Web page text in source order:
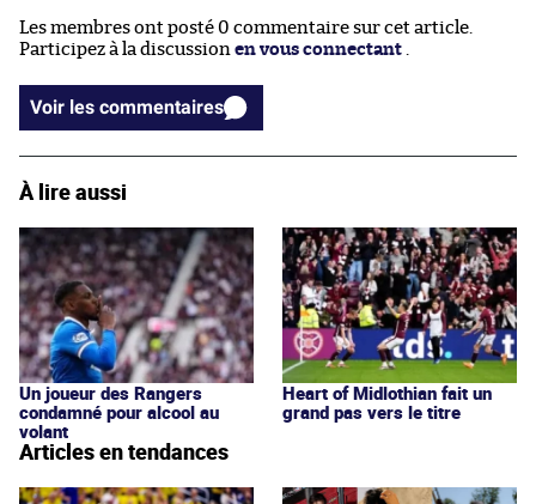
Les membres ont posté 0 commentaire sur cet article.
Participez à la discussion en vous connectant .
Voir les commentaires
À lire aussi
Un joueur des Rangers
condamné pour alcool au
volant
Heart of Midlothian fait un
grand pas vers le titre
Articles en tendances